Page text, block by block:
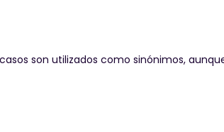
son utilizados como sinónimos, aunque